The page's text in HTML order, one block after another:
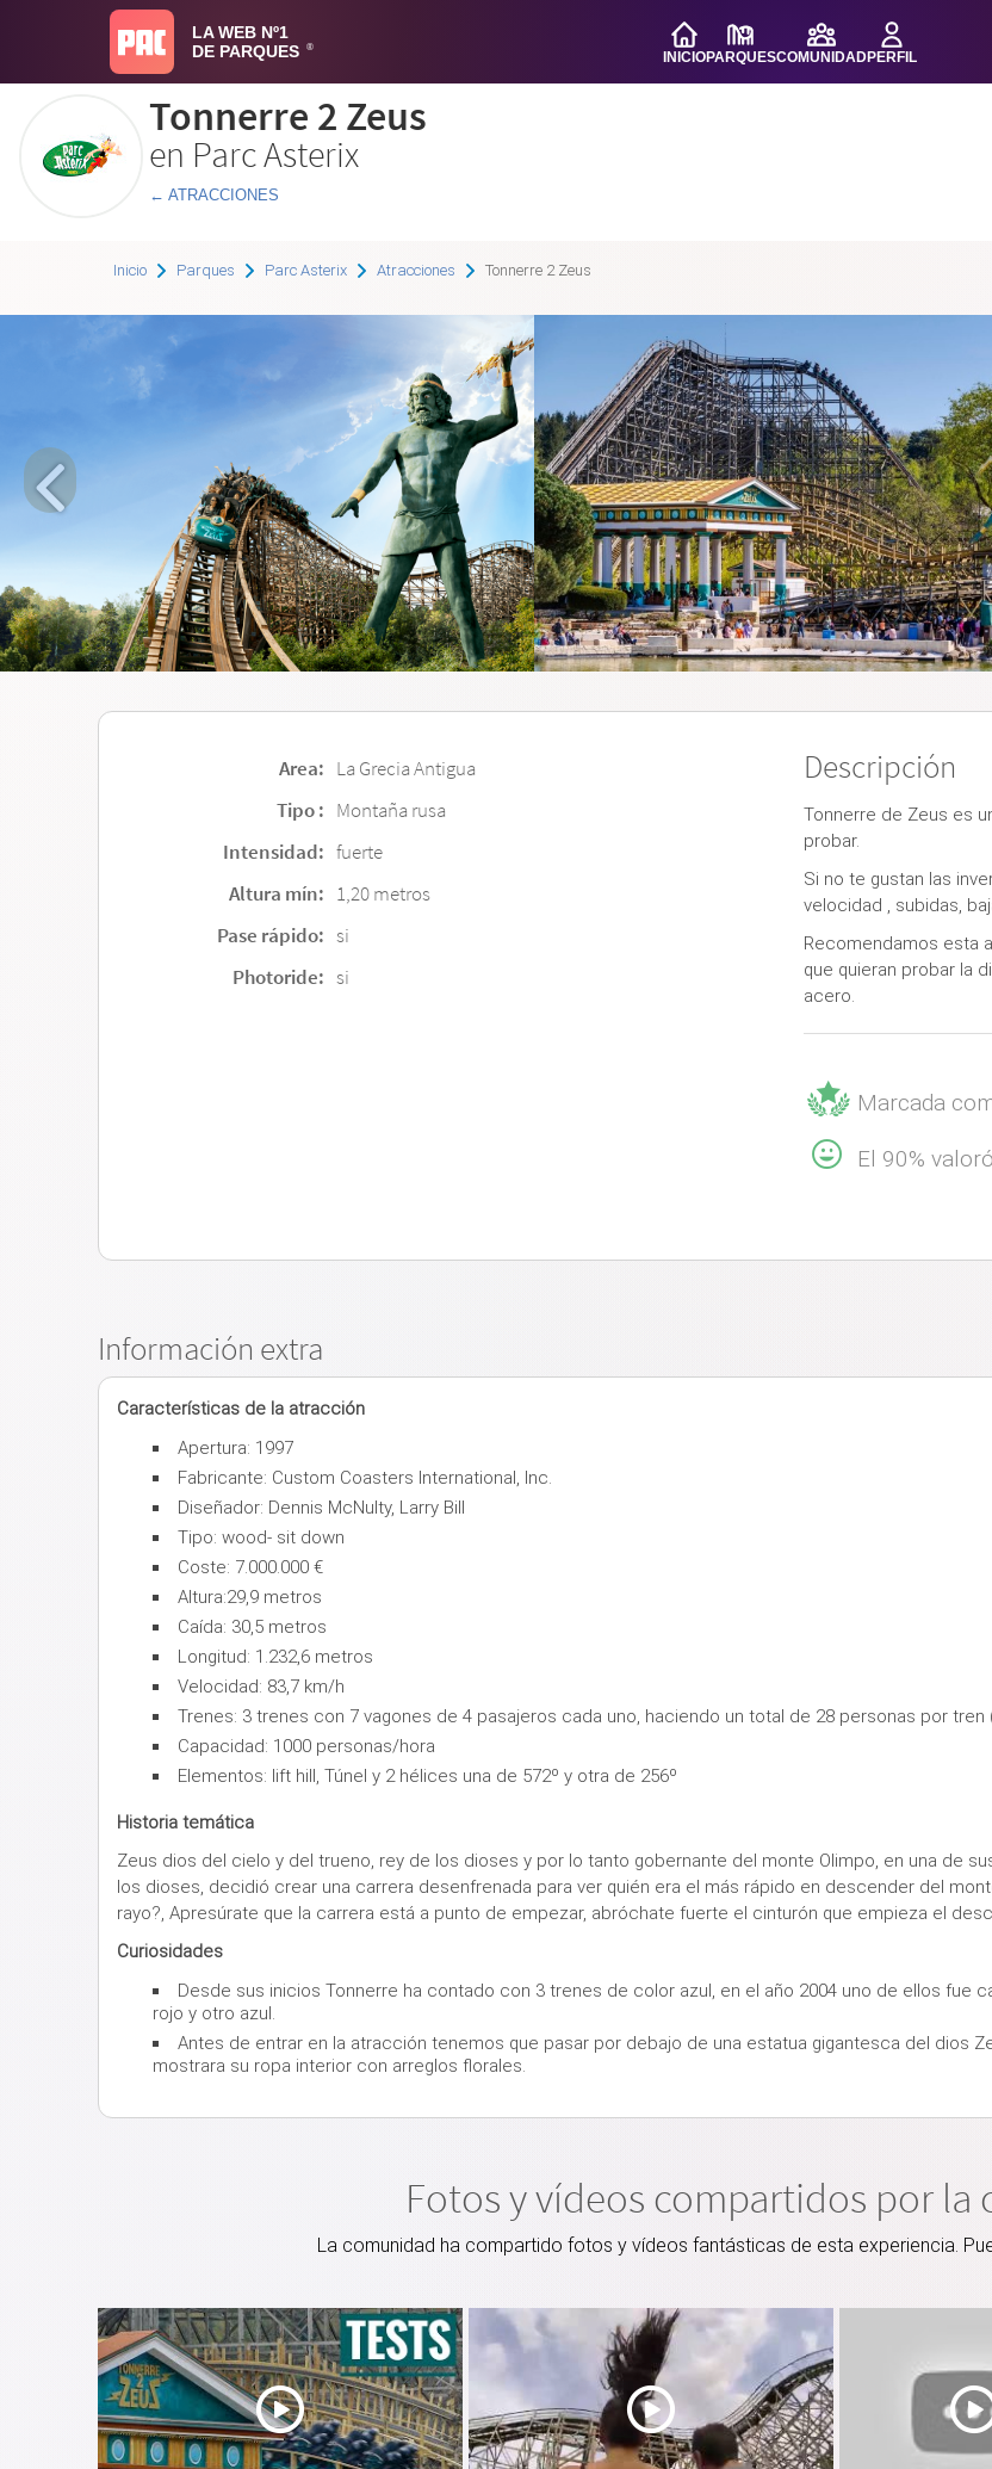
LA WEB Nº1
DE PARQUES
®
INICIOPARQUESCOMUNIDADPERFIL
Tonnerre 2 Zeus
en Parc Asterix
← ATRACCIONES
Inicio Parques Parc Asterix Atracciones Tonnerre 2 Zeus
Area: La Grecia Antigua
Tipo : Montaña rusa
Intensidad: fuerte
Altura mín: 1,20 metros
Pase rápido: si
Photoride: si
Descripción
Tonnerre de Zeus es
probar.
Si no te gustan las
velocidad , subidas,
Recomendamos esta
que quieran probar la
acero.
Marcada
El 90%
Información extra
Características de la atracción
Apertura: 1997
Fabricante: Custom Coasters International, Inc.
Diseñador: Dennis McNulty, Larry Bill
Tipo: wood- sit down
Coste: 7.000.000 €
Altura:29,9 metros
Caída: 30,5 metros
Longitud: 1.232,6 metros
Velocidad: 83,7 km/h
Trenes: 3 trenes con 7 vagones de 4 pasajeros cada uno, haciendo un total de 28 personas por
Capacidad: 1000 personas/hora
Elementos: lift hill, Túnel y 2 hélices una de 572º y otra de 256º
Historia temática
Zeus dios del cielo y del trueno, rey de los dioses y por lo tanto gobernante del monte Olimpo, en una de
los dioses, decidió crear una carrera desenfrenada para ver quién era el más rápido en descender del
rayo?, Apresúrate que la carrera está a punto de empezar, abróchate fuerte el cinturón que empieza el
Curiosidades
Desde sus inicios Tonnerre ha contado con 3 trenes de color azul, en el año 2004 uno de ellos fue
rojo y otro azul.
Antes de entrar en la atracción tenemos que pasar por debajo de una estatua gigantesca del dios
mostrara su ropa interior con arreglos florales.
Fotos y vídeos compartidos por la
La comunidad ha compartido fotos y vídeos fantásticas de esta experiencia.